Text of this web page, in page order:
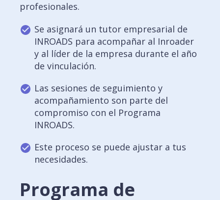
profesionales.
Se asignará un tutor empresarial de
INROADS para acompañar al Inroader
y al líder de la empresa durante el año
de vinculación.
Las sesiones de seguimiento y
acompañamiento son parte del
compromiso con el Programa
INROADS.
Este proceso se puede ajustar a tus
necesidades.
Programa de